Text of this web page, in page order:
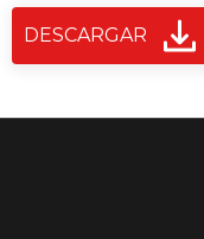
DESCARGAR